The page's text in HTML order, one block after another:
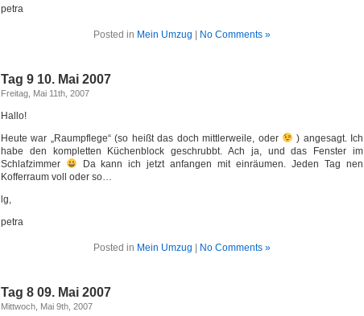
petra
Posted in Mein Umzug No Comments »
Tag 9 10. Mai 2007
Freitag, Mai 11th, 2007
Hallo!
Heute war „Raumpflege“ (so heißt das doch mittlerweile, oder
) angesagt. Ich
habe den kompletten Küchenblock geschrubbt. Ach ja, und das Fenster im
Schlafzimmer
Da kann ich jetzt anfangen mit einräumen. Jeden Tag nen
Kofferraum voll oder so…
lg,
petra
Posted in Mein Umzug No Comments »
Tag 8 09. Mai 2007
Mittwoch, Mai 9th, 2007